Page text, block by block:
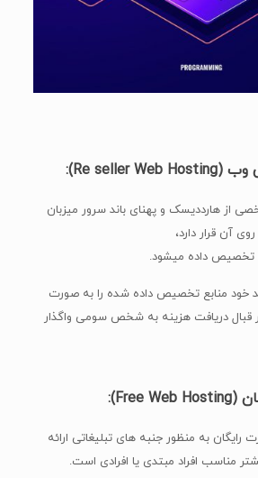
از هارددیسک و پهنای باند سرور میزبان
آن قرار دارد،
داده میشود.
خود منابع تخصیص داده شده را به صورت
قبال دریافت هزینه به شخص سومی واگذار
رایگان به منظور جنبه های تبلیغاتی ارائه
مناسب افراد مبتدی یا افرادی است.